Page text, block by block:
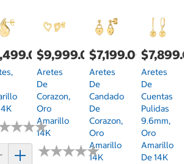
★★★
★★★
$9,999.00
Aretes
De
Corazon,
Oro
Amarillo
14K
★★★★★
★★★★★
$7,199.00
Aretes
De
Candado
De
Corazon,
Oro
Amarillo
14K
Aretes
De
Cuentas
Pulidas
9.6mm,
Oro
Amarillo
De 14K